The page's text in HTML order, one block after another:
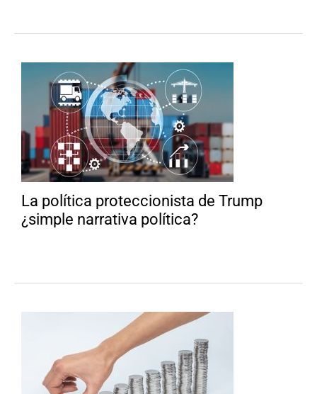
La política proteccionista de Trump
¿simple narrativa política?